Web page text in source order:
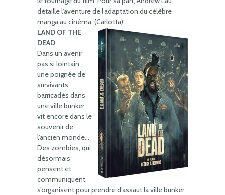
détaille l’aventure de l’adaptation du célèbre
manga au cinéma. (Carlotta)
LAND OF THE
DEAD
Dans un avenir
pas si lointain,
une poignée de
survivants
barricadés dans
une ville bunker
vit encore dans le
souvenir de
l’ancien monde…
Des zombies, qui
désormais
pensent et
communiquent,
s’organisent pour prendre d’assaut la ville bunker.